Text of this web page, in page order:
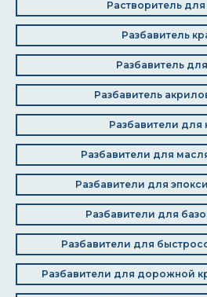
Растворитель для
Разбавитель
Разбавитель
Разбавитель
Разбавители для
Разбавители для
Разбавители для
Разбавители для
Разбавители для
Разбавители для дорожной